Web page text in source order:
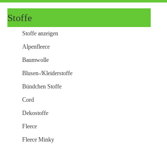
Stoffe
Stoffe anzeigen
Alpenfleece
Baumwolle
Blusen-/Kleiderstoffe
Bündchen Stoffe
Cord
Dekostoffe
Fleece
Fleece Minky